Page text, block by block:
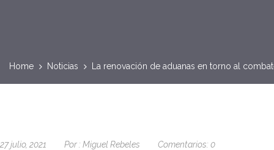
Home Noticias La renovación de aduanas en torno al
27 julio, 2021 Por : Miguel Rebeles Comentarios: 0